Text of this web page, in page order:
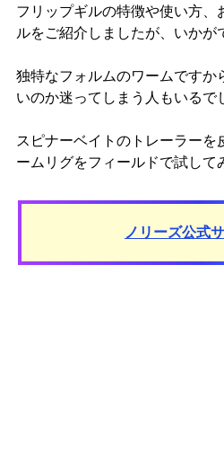
フリップギルの特徴や使い方、
ルをご紹介しましたが、いかが
独特なフォルムのワームですか
いのか迷ってしまう人もいるで
スピナーベイトのトレーラーを
ームリグをフィールドで試して
ノリーズ公式